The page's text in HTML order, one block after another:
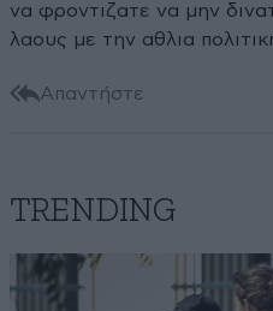
να φροντιζατε να μην
λαους με την αθλια
Απαντήστε
TRENDING